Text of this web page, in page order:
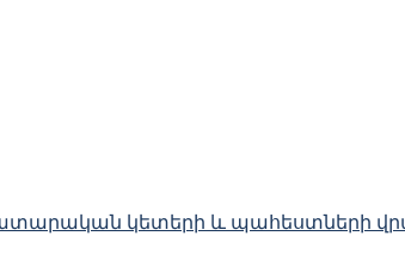
կետերի և պահեստների